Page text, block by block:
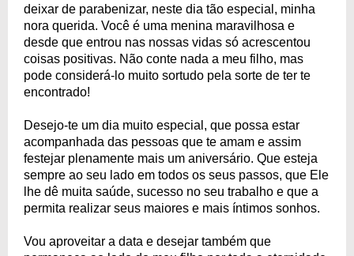
deixar de parabenizar, neste dia tão especial, minha
nora querida. Você é uma menina maravilhosa e
desde que entrou nas nossas vidas só acrescentou
coisas positivas. Não conte nada a meu filho, mas
pode considerá-lo muito sortudo pela sorte de ter te
encontrado!
Desejo-te um dia muito especial, que possa estar
acompanhada das pessoas que te amam e assim
festejar plenamente mais um aniversário. Que esteja
sempre ao seu lado em todos os seus passos, que Ele
lhe dê muita saúde, sucesso no seu trabalho e que a
permita realizar seus maiores e mais íntimos sonhos.
Vou aproveitar a data e desejar também que